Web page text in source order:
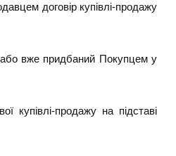
договір купівлі-продажу
або вже придбаний Покупцем у
купівлі-продажу на підставі